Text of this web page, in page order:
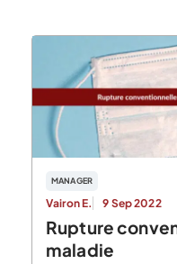
MANAGER
Vairon E. 9 Sep 2022
Rupture
maladie